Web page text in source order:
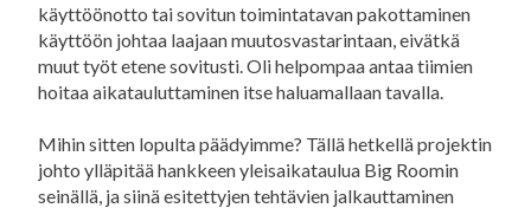
käyttöönotto tai sovitun toimintatavan pakottaminen
käyttöön johtaa laajaan muutosvastarintaan, eivätkä
muut työt etene sovitusti. Oli helpompaa antaa tiimien
hoitaa aikatauluttaminen itse haluamallaan tavalla.
Mihin sitten lopulta päädyimme? Tällä hetkellä projektin
johto ylläpitää hankkeen yleisaikataulua Big Roomin
seinällä, ja siinä esitettyjen tehtävien jalkauttaminen